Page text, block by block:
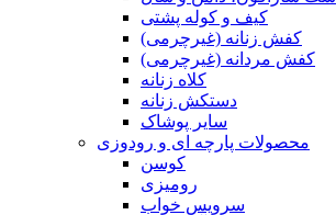
کیف و کوله پشتی
کفش زنانه (غیرچرمی)
کفش مردانه (غیرچرمی)
کلاه زنانه
دستکش زنانه
سایر پوشاک
محصولات پارچه ای و رودوزی
کوسن
رومیزی
سرویس خواب